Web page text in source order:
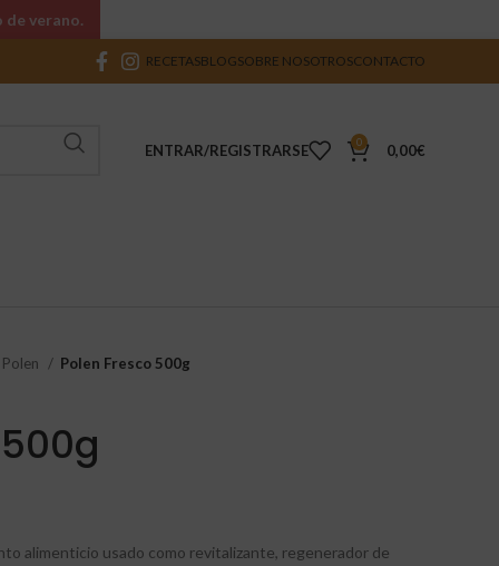
RECETASBLOGSOBRE NOSOTROSCONTACTO
ENTRAR/REGISTRARSE 0 0,00€
Polen Fresco 500g
alimenticio usado como revitalizante, regenerador de
verano.